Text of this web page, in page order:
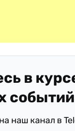
в
наш канал в